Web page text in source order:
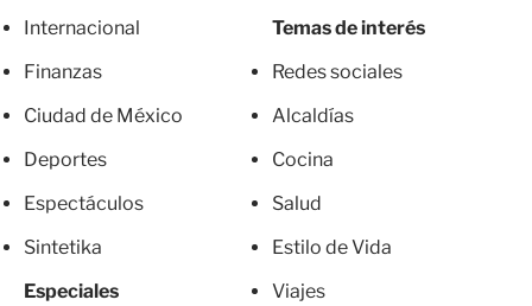
Internacional
Finanzas
Ciudad de México
Deportes
Espectáculos
Sintetika
Especiales
Temas de interés
Redes sociales
Alcaldías
Cocina
Salud
Estilo de Vida
Viajes